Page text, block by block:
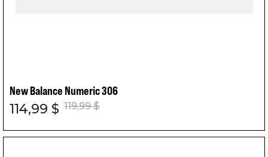
New Balance Numeric 306
114,99 $ 119,99 $